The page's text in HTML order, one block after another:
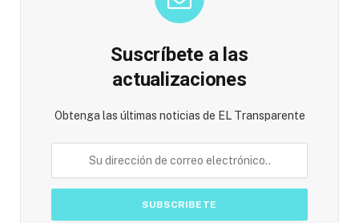
Suscríbete a las
actualizaciones
Obtenga las últimas noticias de EL Transparente